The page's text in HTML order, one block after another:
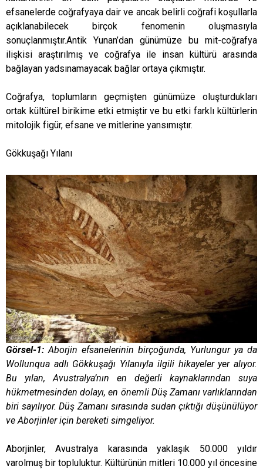
efsanelerde coğrafyaya dair ve ancak belirli coğrafi koşullarla
açıklanabilecek birçok fenomenin oluşmasıyla
sonuçlanmıştır.Antik Yunan’dan günümüze bu mit-coğrafya
ilişkisi araştırılmış ve coğrafya ile insan kültürü arasında
bağlayan yadsınamayacak bağlar ortaya çıkmıştır.
Coğrafya, toplumların geçmişten günümüze oluşturdukları
ortak kültürel birikime etki etmiştir ve bu etki farklı kültürlerin
mitolojik figür, efsane ve mitlerine yansımıştır.
Gökkuşağı Yılanı
Görsel-1: Aborjin efsanelerinin birçoğunda, Yurlungur ya da
Wollunqua adlı Gökkuşağı Yılanıyla ilgili hikayeler yer alıyor.
Bu yılan, Avustralya’nın en değerli kaynaklarından suya
hükmetmesinden dolayı, en önemli Düş Zamanı varlıklarından
biri sayılıyor. Düş Zamanı sırasında sudan çıktığı düşünülüyor
ve Aborjinler için bereketi simgeliyor.
Aborjinler, Avustralya karasında yaklaşık 50.000 yıldır
varolmuş bir topluluktur. Kültürünün mitleri 10.000 yıl öncesine